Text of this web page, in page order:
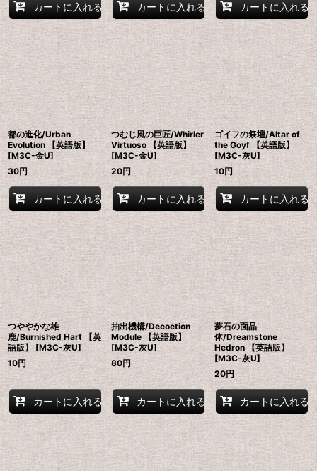
カートに入れる カートに入れる カートに入れる
都の進化/Urban
Evolution 【英語版】
[M3C-金U]
30円
カートに入れる
つむじ風の巨匠/Whirler
Virtuoso 【英語版】
[M3C-金U]
20円
カートに入れる
ゴイフの祭壇/Altar of
the Goyf 【英語版】
[M3C-灰U]
10円
カートに入れる
つややかな雄
鹿/Burnished Hart 【英
語版】 [M3C-灰U]
10円
カートに入れる
抽出機構/Decoction
Module 【英語版】
[M3C-灰U]
80円
カートに入れる
夢石の面晶
体/Dreamstone
Hedron 【英語版】
[M3C-灰U]
20円
カートに入れる